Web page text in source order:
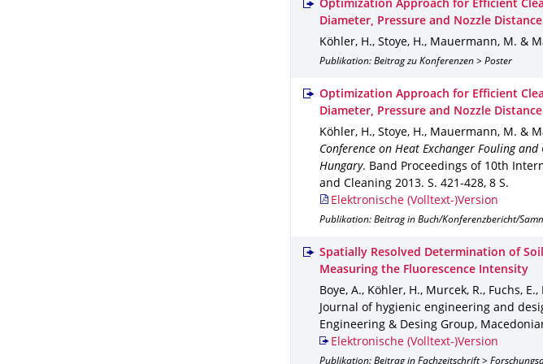
Optimization Approach for Efficient
Diameter, Pressure and Nozzle Distance
Köhler, H., Stoye, H., Mauermann, M. &
Publikation: Beitrag zu Konferenzen > Poster
Optimization Approach for Efficient
Diameter, Pressure and Nozzle Distance
Köhler, H., Stoye, H., Mauermann, M. &
Conference on Heat Exchanger Fouling
Hungary. Band Proceedings of 10th
and Cleaning 2013. S. 421-428, 8 S.
Elektronische (Volltext-)Version
Publikation: Beitrag in Buch/Konferenzbericht/
Spatially Resolved Determination of
Measuring the Fluorescence Intensity
Boye, A., Köhler, H., Murcek, R., Fuchs,
Journal of hygienic engineering and
Engineering & Desing Group,
Elektronische (Volltext-)Version
Publikation: Beitrag in Fachzeitschrift >